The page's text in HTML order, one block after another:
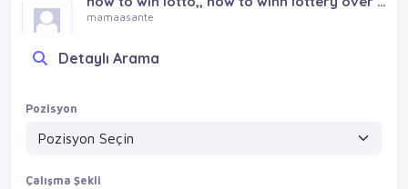
mamaasante
Detaylı Arama
Pozisyon
Çalışma Şekli